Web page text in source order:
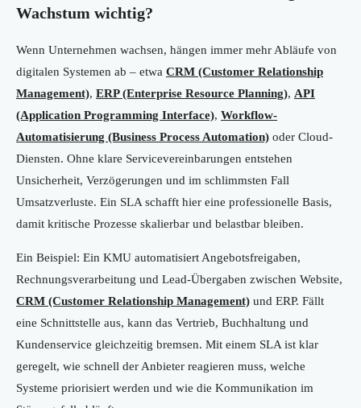
Wachstum wichtig?
Wenn Unternehmen wachsen, hängen immer mehr Abläufe von
digitalen Systemen ab – etwa CRM (Customer Relationship
Management), ERP (Enterprise Resource Planning), API
(Application Programming Interface), Workflow-
Automatisierung (Business Process Automation) oder Cloud-
Diensten. Ohne klare Servicevereinbarungen entstehen
Unsicherheit, Verzögerungen und im schlimmsten Fall
Umsatzverluste. Ein SLA schafft hier eine professionelle Basis,
damit kritische Prozesse skalierbar und belastbar bleiben.
Ein Beispiel: Ein KMU automatisiert Angebotsfreigaben,
Rechnungsverarbeitung und Lead-Übergaben zwischen Website,
CRM (Customer Relationship Management) und ERP. Fällt
eine Schnittstelle aus, kann das Vertrieb, Buchhaltung und
Kundenservice gleichzeitig bremsen. Mit einem SLA ist klar
geregelt, wie schnell der Anbieter reagieren muss, welche
Systeme priorisiert werden und wie die Kommunikation im